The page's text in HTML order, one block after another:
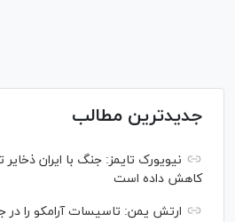
جدیدترین مطالب
نیویورک تایمز: جنگ با ایران ذخایر
کاهش داده است
ارتش یمن: تاسیسات آرامکو را در